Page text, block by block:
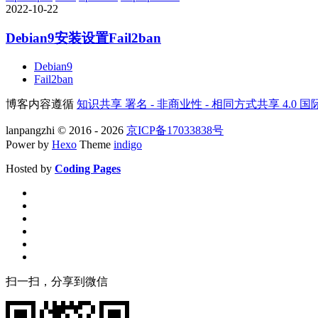
2022-10-22
Debian9安装设置Fail2ban
Debian9
Fail2ban
博客内容遵循 知识共享 署名 - 非商业性 - 相同方式共享 4.0 国
lanpangzhi © 2016 - 2026 京ICP备17033838号
Power by Hexo Theme indigo
Hosted by Coding Pages
扫一扫，分享到微信